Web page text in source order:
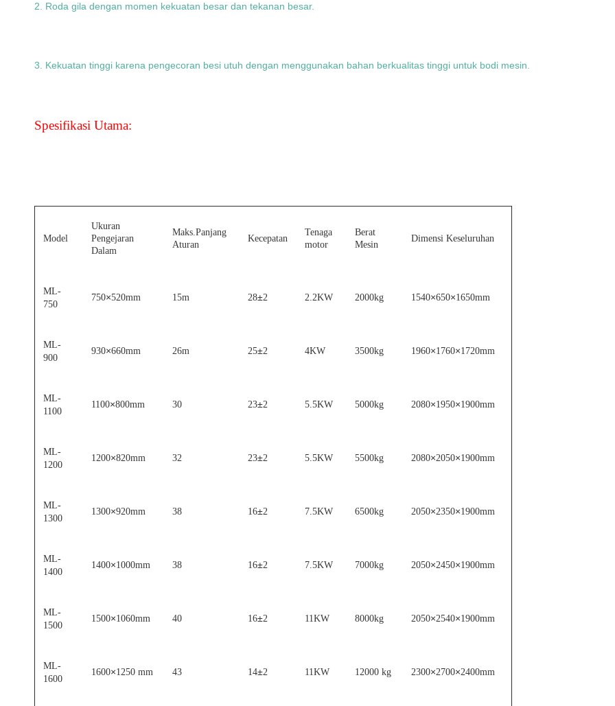
2. Roda gila dengan momen kekuatan besar dan tekanan besar.
3. Kekuatan tinggi karena pengecoran besi utuh dengan menggunakan bahan berkualitas tinggi untuk bodi mesin.
Spesifikasi Utama:
Model
Ukuran
Pengejaran
Dalam
Maks.Panjang
Aturan
Kecepatan
Tenaga
motor
Berat
Mesin
Dimensi Keseluruhan
ML-
750
750×520mm 15m 28±2 2.2KW 2000kg 1540×650×1650mm
ML-
900
930×660mm 26m 25±2 4KW 3500kg 1960×1760×1720mm
ML-
1100
1100×800mm 30 23±2 5.5KW 5000kg 2080×1950×1900mm
ML-
1200
1200×820mm 32 23±2 5.5KW 5500kg 2080×2050×1900mm
ML-
1300
1300×920mm 38 16±2 7.5KW 6500kg 2050×2350×1900mm
ML-
1400
1400×1000mm 38 16±2 7.5KW 7000kg 2050×2450×1900mm
ML-
1500
1500×1060mm 40 16±2 11KW 8000kg 2050×2540×1900mm
ML-
1600
1600×1250 mm 43 14±2 11KW 12000 kg 2300×2700×2400mm